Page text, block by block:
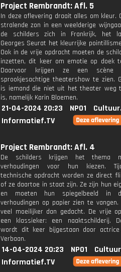
Project Rembrandt: Afl. 5
In deze aflevering draait alles om kleur.
stralende zon in een weelderige
de schilders zich in Frankrijk, het
Georges Seurat het kleurrijke
Ook in de vrije opdracht moeten de
inzetten, dit keer om emotie op doek
Daarvoor krijgen ze een
sprookjesachtige theatershow te zien.
is iemand die niet uit het theater weg
is, namelijk Karin Bloemen.
21-04-2024 20:23 NPO1
Informatief.TV
Project Rembrandt: Afl. 4
De schilders krijgen het thema
verhoudingen voor hun kiezen.
technische opdracht worden ze direct
of ze daartoe in staat zijn. Ze zijn hun
en moeten hun spiegelbeeld in
verhoudingen op papier zien te
veel moeilijker dan gedacht. De vrije
een klassieker: een naaktschilderij.
wordt dit keer bijgestaan door actrice
Verbaan.
14-04-2024 20:23 NPO1
Informatief.TV